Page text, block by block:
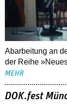
Abarbeitung an
der Reihe
MEHR
DOK.fest